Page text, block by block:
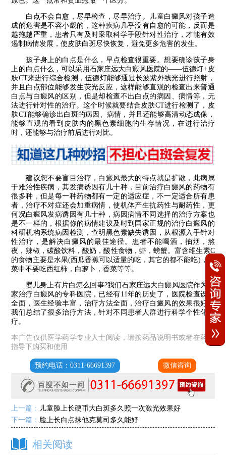
白点不会自愈，尽早检查，尽早治疗。儿童白癜风对孩子造
成的危害是不容小觑的，这种疾病几乎没有自愈的可能，反而是
越拖越严重，患者只有及时采取科学手段针对性治疗，才能有效
遏制病情发展，使皮肤白斑尽快恢复，避免更多危害的发生。
孩子身上的白点是什么，早点检查很重要。想要确诊孩子身
上的白点什么，可以采用石家庄远大白癜风医院的——伍德灯+皮
肤CT来进行综合检测，伍德灯能够通过长波紫外线光进行照射，
并且白点部位能够发生荧光反应，这样能够直观的检查出来普通
白点与白癜风的区别，但是却检查不出白点的病因、病情等，无
法进行针对性的治疗。这个时候就要结合皮肤CT进行检测了，皮
肤CT能够确诊出白斑的病因、病情，并且还能够高清动态成像，
能够直观的看到皮肤内的黑色素细胞的生存情况，在进行治疗
时，还能够与治疗前后进行对比。
建议您不要盲目治疗，白癜风最大的特点就是扩散，此病属
于难治性疾病，其发病诱因有几十种，目前治疗白癜风的药物有
很多种，但是每一种药物都有一定的适应症，不一定适合所有患
者，治疗不对症还会加重病情，使机体产生抗药性与耐药性，更
何况白癜风发病诱因有几十种，病因病情不同选择的治疗方案也
是不一样的，根据你的病情建议及时到国家正规的治疗白癜风的
科研机构系统病因检测，查明黑色素缺失诱因，从根源入手针对
性治疗，是解决白癜风的最佳途径。患者不能喝酒，抽烟，熬
夜，辣椒，碳酸饮料，酸奶，酸性食物，虾，螃蟹。富含维生素C
的食物主要是水果(西瓜香蕉可以适量的吃，其它的都不能吃)，蔬
菜中不要吃西红柿，白萝卜，香菜等等。
婴儿身上有片白怎么回事?我们石家庄远大白癜风医院作为一
家治疗白癜风的专科医院，已经有11年的历史了，医院检查设备
全面，医生经验丰富，治疗方法全面，治疗白癜风的效果很好。
我们总结了很多治疗方法，针对不同患者人群进行科学个性化治
疗。
本广告仅供医学药学专业人士阅读，请按药品说明书或者在药师
指导下购买和使用
预约电话：0311-66691397 微信咨询
上一篇： 儿童脸上长硬币大白斑多久照一次激光效果好
下一篇： 脸上长白点抹他克莫司多久能好
相关阅读